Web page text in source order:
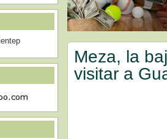
Meza, la
visitar a